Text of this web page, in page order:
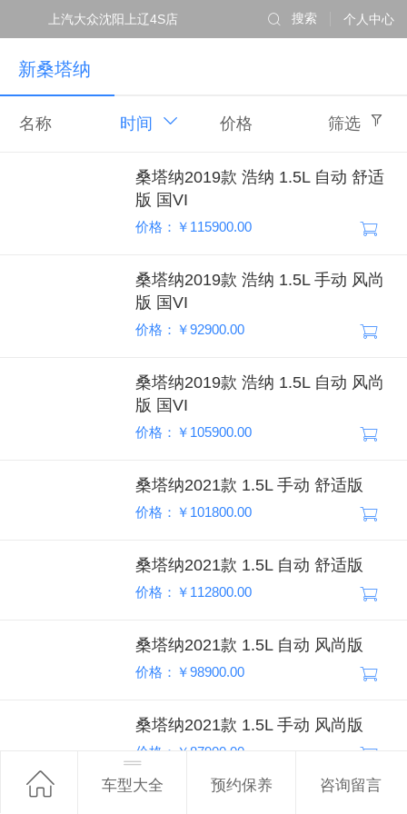
上汽大众沈阳上辽4S店 个人中心
搜索
新桑塔纳
名称 时间 价格 筛选
桑塔纳2019款 浩纳 1.5L 自动 舒适
版 国VI
价格：￥115900.00
桑塔纳2019款 浩纳 1.5L 手动 风尚
版 国VI
价格：￥92900.00
桑塔纳2019款 浩纳 1.5L 自动 风尚
版 国VI
价格：￥105900.00
桑塔纳2021款 1.5L 手动 舒适版
价格：￥101800.00
桑塔纳2021款 1.5L 自动 舒适版
价格：￥112800.00
桑塔纳2021款 1.5L 自动 风尚版
价格：￥98900.00
桑塔纳2021款 1.5L 手动 风尚版
价格：￥87900.00
车型大全 预约保养 咨询留言